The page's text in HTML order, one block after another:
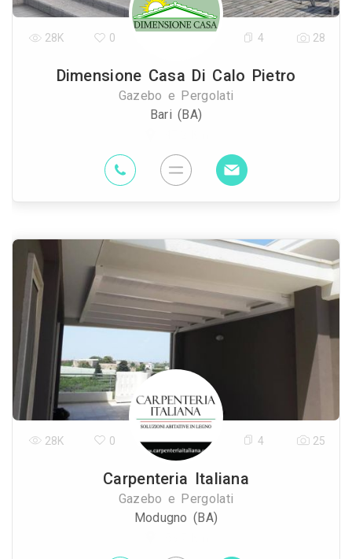
Dimensione Casa Di Calo Pietro
Gazebo e Pergolati
Bari (BA)
28K 0 4 28
Carpenteria Italiana
Gazebo e Pergolati
Modugno (BA)
28K 0 4 25